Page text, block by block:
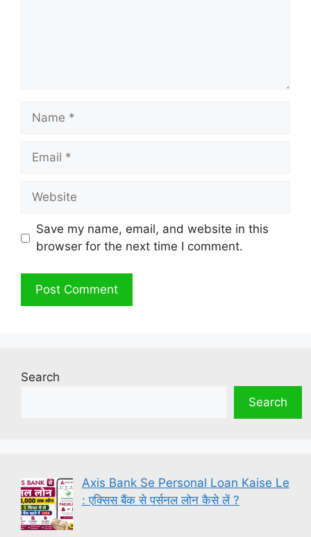
Name
Email
Website
Save my name, email, and website in this
browser for the next time I comment.
Search
Search
Axis Bank Se Personal Loan Kaise Le
: एक्सिस बैंक से पर्सनल लोन कैसे लें ?